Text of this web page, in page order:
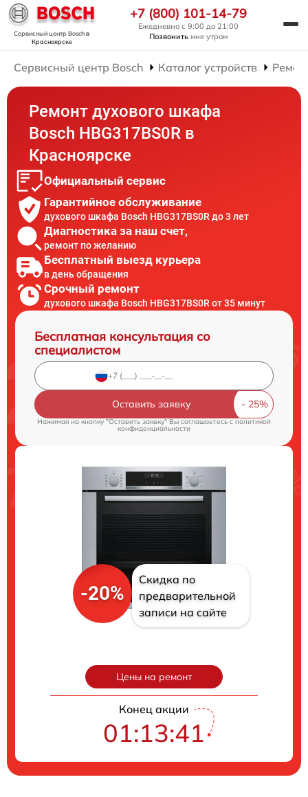
Сервисный центр Boschв
Красноярске
+7 (800) 101-14-79
Ежедневно с 9:00 до 21:00
Позвонить мне утром
Сервисный центр Bosch Каталог устройств
Ремонт духового шкафа
Bosch HBG317BS0R в
Красноярске
Официальный сервис
Гарантийное обслуживание
духового шкафа Bosch HBG317BS0R до 3 лет
Диагностика за наш счет,
ремонт по желанию
Бесплатный выезд курьера
в день обращения
Срочный ремонт
духового шкафа Bosch HBG317BS0R от 35 минут
Бесплатная консультация со
специалистом
Оставить заявку
Нажимая на кнопку "Оставить заявку" Вы соглашаетесь cполитикой
конфиденциальности
-20%
Скидка по
предварительной
записи на сайте
Цены на ремонт
Конец акции
01:13:40